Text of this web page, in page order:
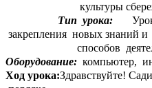
культуры сбережения
Тип урока: Урок
закрепления новых знаний и
способов
Оборудование: компьютер,
Ход урока:Здравствуйте!